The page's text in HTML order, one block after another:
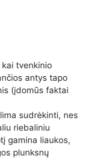
tvenkinio
antys tapo
(įdomūs faktai
sudrėkinti, nes
riebaliniu
gamina liaukos,
plunksnų